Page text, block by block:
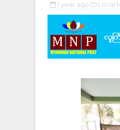
1 year ago Local